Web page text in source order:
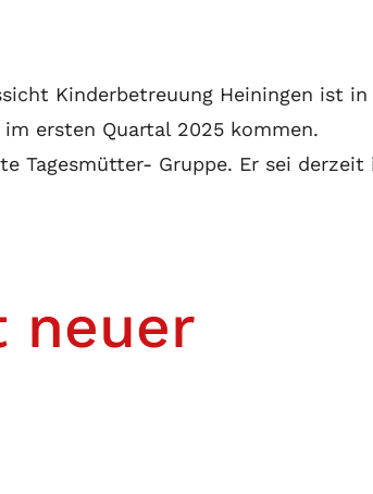
Kinderbetreuung Heiningen ist in
ersten Quartal 2025 kommen.
Tagesmütter- Gruppe. Er sei derzeit
neuer